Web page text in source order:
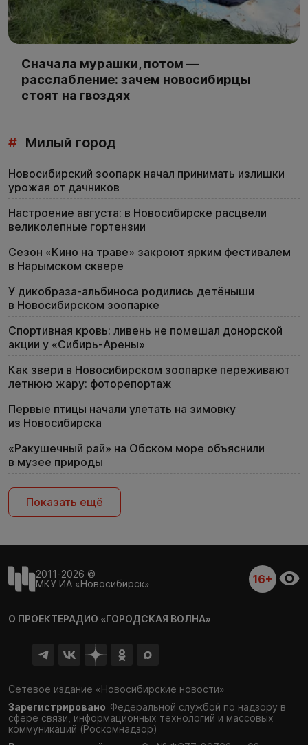
Сначала мурашки, потом —
расслабление: зачем новосибирцы
стоят на гвоздях
# Милый город
Новосибирский зоопарк начал принимать излишки
урожая от дачников
Настроение августа: в Новосибирске расцвели
великолепные гортензии
Сезон «Кино на траве» закроют ярким фестивалем
в Нарымском сквере
У дикобраза-альбиноса родились детёныши
в Новосибирском зоопарке
Спортивная кровь: ливень не помешал донорской
акции у «Сибирь-Арены»
Как звери в Новосибирском зоопарке переживают
летнюю жару: фоторепортаж
Первые птицы начали улетать на зимовку
из Новосибирска
«Ракушечный рай» на Обском море объяснили
в музее природы
Показать ещё
2011-2026 ©
МКУ ИА «Новосибирск»
16+
О ПРОЕКТЕРАДИО «ГОРОДСКАЯ ВОЛНА»
Сетевое издание «Новосибирские новости»
Зарегистрировано Федеральной службой по надзору в
сфере связи, информационных технологий и массовых
коммуникаций (Роскомнадзор)